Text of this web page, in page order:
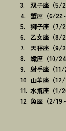
双子座（5/
蟹座（6/22
獅子座（7/
乙女座（8/
天秤座（9/
蠍座（10/24
射手座（11/
山羊座（
水瓶座（1/
魚座（2/19